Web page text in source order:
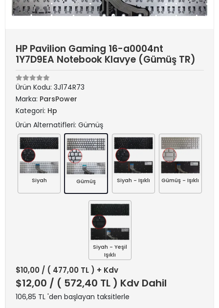
HP Pavilion Gaming 16-a0004nt
1Y7D9EA Notebook Klavye (Gümüş TR)
Ürün Kodu: 3J174R73
Marka: ParsPower
Kategori: Hp
Ürün Alternatifleri: Gümüş
Siyah Gümüş Siyah - Işıklı Gümüş - Işıklı
Siyah - Yeşil
Işıklı
$10,00 / ( 477,00 TL ) + Kdv
$12,00 / ( 572,40 TL ) Kdv Dahil
106,85 TL 'den başlayan taksitlerle